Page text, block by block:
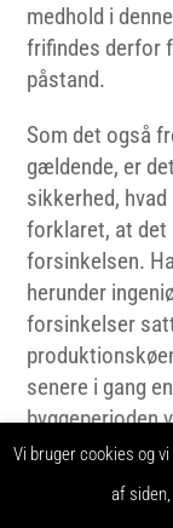
medhold i
frifindes derfor
påstand.
Som det også
gældende, er
sikkerhed,
forklaret, at det
forsinkelsen.
herunder
forsinkelser
senere i gang
byggeperioden
dominoeffekt,
Vi bruger cookies og
af